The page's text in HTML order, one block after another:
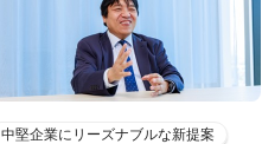
中堅企業にリーズナブルな新提案